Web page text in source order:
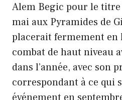
Alem Begic pour le titre
mai aux Pyramides de
placerait fermement
combat de haut niveau
dans l’année, avec son
correspondant à ce qui